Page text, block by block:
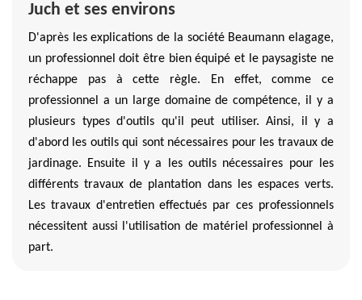
Juch et ses environs
D'après les explications de la société Beaumann elagage,
un professionnel doit être bien équipé et le paysagiste ne
réchappe pas à cette règle. En effet, comme ce
professionnel a un large domaine de compétence, il y a
plusieurs types d'outils qu'il peut utiliser. Ainsi, il y a
d'abord les outils qui sont nécessaires pour les travaux de
jardinage. Ensuite il y a les outils nécessaires pour les
différents travaux de plantation dans les espaces verts.
Les travaux d'entretien effectués par ces professionnels
nécessitent aussi l'utilisation de matériel professionnel à
part.